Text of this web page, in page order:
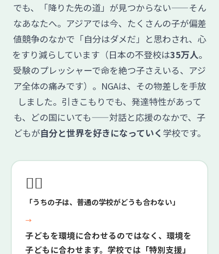
でも、「降りた先の道」が見つからない——そん
なあなたへ。アジアでは今、たくさんの子が偏差
値競争のなかで「自分はダメだ」と思わされ、心
をすり減らしています（日本の不登校は35万人。
受験のプレッシャーで命を絶つ子さえいる、アジ
ア全体の痛みです）。NGAは、その物差しを手放
しました。引きこもりでも、発達特性があって
も、どの国にいても——対話と応援のなかで、子
どもが自分と世界を好きになっていく 学校です。
😮‍💨
「うちの子は、普通の学校がどうも合わない」
→
子どもを環境に合わせるのではなく、環境を
子どもに合わせます。学校では「特別支援」